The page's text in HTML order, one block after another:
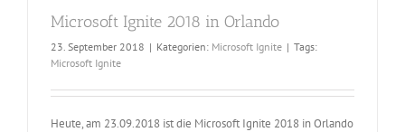
Microsoft Ignite 2018 in Orlando
23. September 2018 | Kategorien: Microsoft Ignite | Tags:
Microsoft Ignite
Heute, am 23.09.2018 ist die Microsoft Ignite 2018 in Orlando